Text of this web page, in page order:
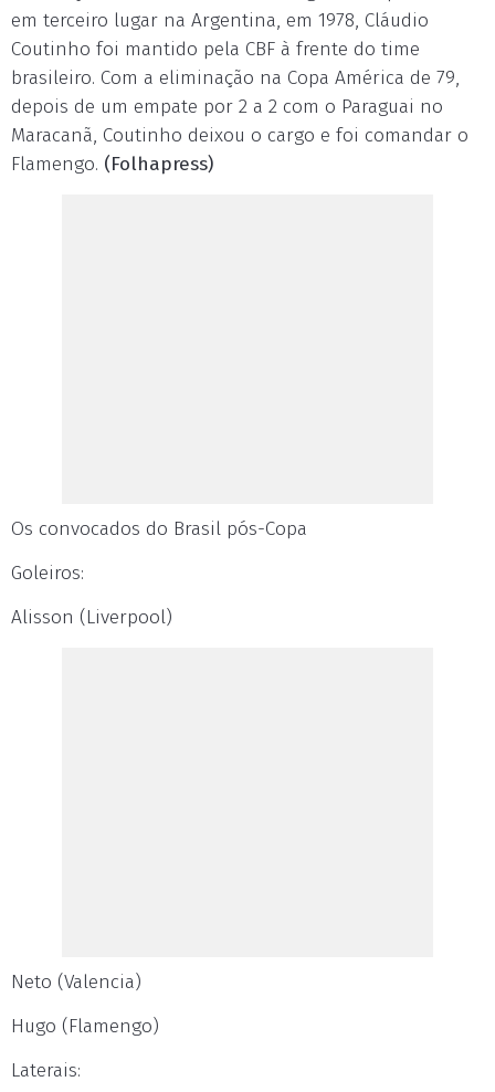
em terceiro lugar na Argentina, em 1978, Cláudio
Coutinho foi mantido pela CBF à frente do time
brasileiro. Com a eliminação na Copa América de 79,
depois de um empate por 2 a 2 com o Paraguai no
Maracanã, Coutinho deixou o cargo e foi comandar o
Flamengo. (Folhapress)
Os convocados do Brasil pós-Copa
Goleiros:
Alisson (Liverpool)
Neto (Valencia)
Hugo (Flamengo)
Laterais: